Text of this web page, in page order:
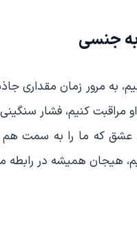
جنسی
به مرور زمان مقداری
او مراقبت کنیم، فشار
که ما را به سمت هم
هیجان همیشه در رابطه